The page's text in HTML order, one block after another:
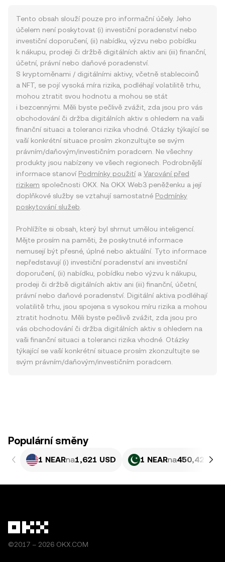
Tento obsah slouží pouze pro informační účely. Jeho
účelem není poskytovat (i) investiční poradenství nebo
investiční doporučení, (ii) nabídku, výzvu nebo pobídku
k nákupu, prodeji či držbě digitálních aktiv ani (iii) finanční,
účetní, právní nebo daňové poradenství.
S kryptoměnami / digitálními aktivy, včetně stablecoinů
a NFT, se pojí vysoká míra rizika, podléhají volatilitě trhu,
mohou ztratit svou hodnotu a mohou se stát
i bezcennými. Měli byste pečlivě zvážit, zda jsou pro vás
obchodování či držba digitálních aktiv s ohledem na vaši
finanční situaci a toleranci rizika vhodné. Otázky týkající se
vaší konkrétní situace prosím zkonzultujte se svým
právním/daňovým/investičním poradcem. Ne všechny
produkty jsou nabízeny ve všech regionech. Podrobnější
informace stanoví Podmínky použitía Varování před
rizikem společnosti OKX. Na OKX Web3 peněženku a její
doplňkové služby se vztahují samostatné Podmínky
poskytování služeb
Prohlížíte si obsah, který byl shrnut umělou inteligencí.
Mějte prosím na paměti, že poskytnuté informace
nemusejí být přesné, úplné nebo aktuální. Tyto informace
nepředstavují (i) investiční poradenství ani investiční
doporučení, (ii) nabídku, pobídku nebo výzvu k nákupu,
prodeji či držbě digitálních aktiv ani (iii) finanční, účetní,
právní nebo daňové poradenství. Digitální aktiva podléhají
volatilitě trhu, jsou spojena s vysokou míru rizika a mohou
ztratit hodnotu. Měli byste pečlivě zvážit, zda jsou pro
vás obchodování či držba digitálních aktiv s ohledem na
vaši finanční situaci a toleranci rizika vhodné. Otázky
týkající se vaší konkrétní situace prosím zkonzultujte se
svým právním/daňovým/investičním poradcem.
Populární směny
1 NEARna1,621 USD 1 NEARna450,42 PKR
©2017 – 2026 OKX.COM